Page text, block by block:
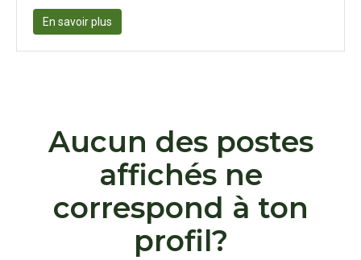
En savoir plus
Aucun des postes
affichés ne
correspond à ton
profil?